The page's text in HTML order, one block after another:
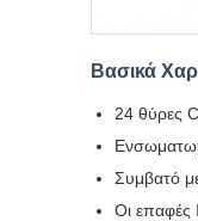
Βασικά
24 θύρες
Συμβατό
Οι επαφές